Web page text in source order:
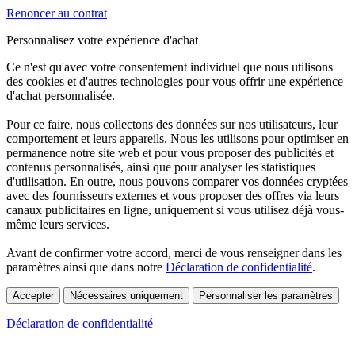
Renoncer au contrat
Personnalisez votre expérience d'achat
Ce n'est qu'avec votre consentement individuel que nous utilisons
des cookies et d'autres technologies pour vous offrir une expérience
d'achat personnalisée.
Pour ce faire, nous collectons des données sur nos utilisateurs, leur
comportement et leurs appareils. Nous les utilisons pour optimiser en
permanence notre site web et pour vous proposer des publicités et
contenus personnalisés, ainsi que pour analyser les statistiques
d'utilisation. En outre, nous pouvons comparer vos données cryptées
avec des fournisseurs externes et vous proposer des offres via leurs
canaux publicitaires en ligne, uniquement si vous utilisez déjà vous-
même leurs services.
Avant de confirmer votre accord, merci de vous renseigner dans les
paramètres ainsi que dans notre Déclaration de confidentialité.
Accepter Nécessaires uniquement Personnaliser les paramètres
Déclaration de confidentialité